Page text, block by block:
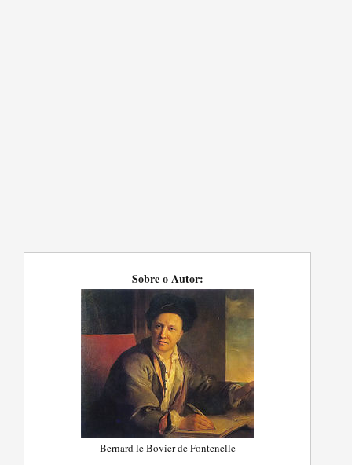
Sobre o Autor:
Bernard le Bovier de Fontenelle